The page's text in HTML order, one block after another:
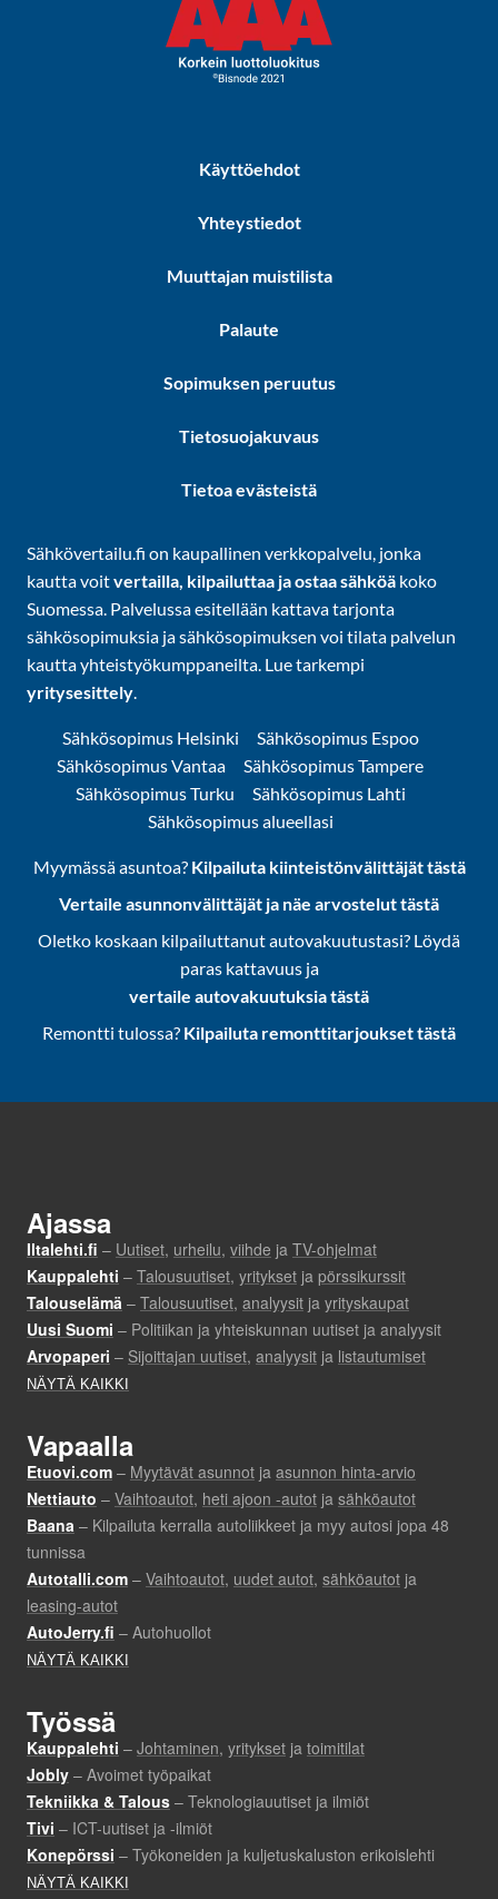
Käyttöehdot
Yhteystiedot
Muuttajan muistilista
Palaute
Sopimuksen peruutus
Tietosuojakuvaus
Tietoa evästeistä
Sähkövertailu.fi on kaupallinen verkkopalvelu, jonka
kautta voitvertailla, kilpailuttaa ja ostaa sähköä koko
Suomessa. Palvelussa esitellään kattava tarjonta
sähkösopimuksia ja sähkösopimuksen voi tilata palvelun
kautta yhteistyökumppaneilta. Lue tarkempi
yritysesittely.
Sähkösopimus Helsinki
Sähkösopimus Espoo
Sähkösopimus Vantaa
Sähkösopimus Tampere
Sähkösopimus Turku
Sähkösopimus Lahti
Sähkösopimus alueellasi
Myymässä asuntoa? Kilpailuta kiinteistönvälittäjät tästä
Vertaile asunnonvälittäjät ja näe arvostelut tästä
Oletko koskaan kilpailuttanut autovakuutustasi? Löydä
paras kattavuus ja
vertaile autovakuutuksia tästä
Remontti tulossa? Kilpailuta remonttitarjoukset tästä